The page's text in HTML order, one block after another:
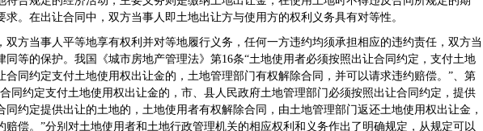
求。在出让合同中，双方当事人即土地出让方与使用方的权利义务具有对等性。
双方当事人平等地享有权利并对等地履行义务，任何一方违约均须承担相应的违约责任，双方当
同等的保护。我国《城市房地产管理法》第16条“土地使用者必须按照出让合同约定，支付土地
合同约定支付土地使用权出让金的，土地管理部门有权解除合同，并可以请求违约赔偿。”、第
同约定支付土地使用权出让金的，市、县人民政府土地管理部门必须按照出让合同约定，提供
同约定提供出让的土地的，土地使用者有权解除合同，由土地管理部门返还土地使用权出让金，
赔偿。”分别对土地使用者和土地行政管理机关的相应权利和义务作出了明确规定，从规定可以